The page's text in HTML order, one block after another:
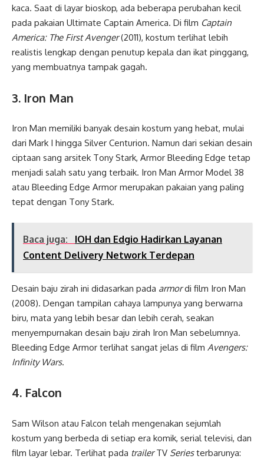
kaca. Saat di layar bioskop, ada beberapa perubahan kecil
pada pakaian Ultimate Captain America. Di film Captain
America: The First Avenger(2011), kostum terlihat lebih
realistis lengkap dengan penutup kepala dan ikat pinggang,
yang membuatnya tampak gagah.
3. Iron Man
Iron Man memiliki banyak desain kostum yang hebat, mulai
dari Mark I hingga Silver Centurion. Namun dari sekian desain
ciptaan sang arsitek Tony Stark, Armor Bleeding Edge tetap
menjadi salah satu yang terbaik. Iron Man Armor Model 38
atau Bleeding Edge Armor merupakan pakaian yang paling
tepat dengan Tony Stark.
Baca juga:
IOH dan Edgio Hadirkan Layanan
Content Delivery Network Terdepan
Desain baju zirah ini didasarkan pada armordi film Iron Man
(2008). Dengan tampilan cahaya lampunya yang berwarna
biru, mata yang lebih besar dan lebih cerah, seakan
menyempurnakan desain baju zirah Iron Man sebelumnya.
Bleeding Edge Armor terlihat sangat jelas di film Avengers:
Infinity Wars.
4. Falcon
Sam Wilson atau Falcon telah mengenakan sejumlah
kostum yang berbeda di setiap era komik, serial televisi, dan
film layar lebar. Terlihat pada trailerTV Seriesterbarunya: